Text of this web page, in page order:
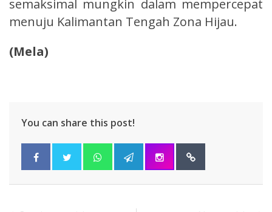
semaksimal mungkin dalam mempercepat
menuju Kalimantan Tengah Zona Hijau.
(Mela)
You can share this post!